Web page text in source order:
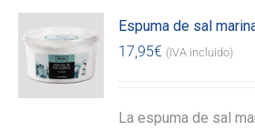
Espuma de sal
17,95€ (IVA incluido)
La espuma de sal